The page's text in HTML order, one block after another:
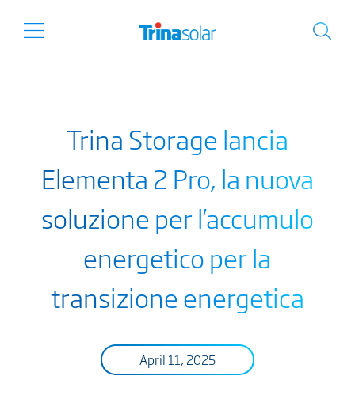
Trina Storage lancia
Elementa 2 Pro, la nuova
soluzione per l’accumulo
energetico per la
transizione energetica
April 11, 2025